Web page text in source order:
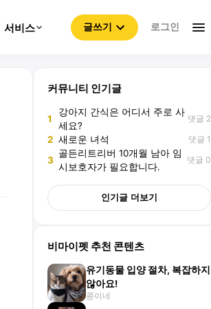
서비스 글쓰기 로그인
커뮤니티 인기글
1
강아지 간식은 어디서 주로 사
세요?
댓글 2
2 새로운 녀석 댓글 1
3
골든리트리버 10개월 남아 임
시보호자가 필요합니다.
댓글 0
인기글 더보기
비마이펫 추천 콘텐츠
유기동물 입양 절차, 복잡하지
않아요!
콩이네